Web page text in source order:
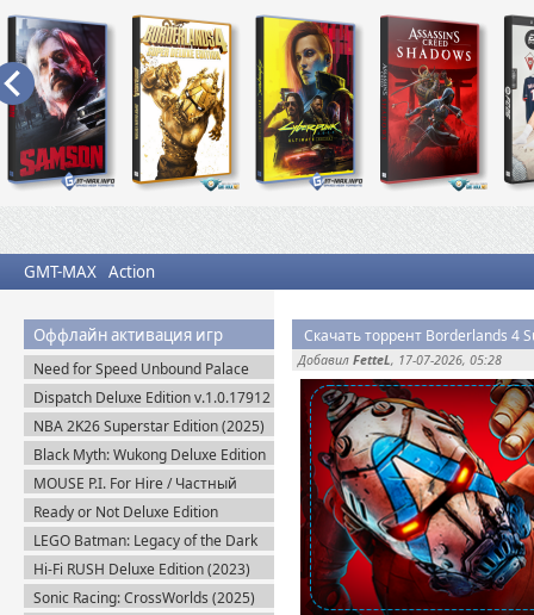
GMT-MAX Action
Оффлайн активация игр
Need for Speed Unbound Palace
Edition (2022) Origin-Rip
Dispatch Deluxe Edition v.1.0.17912
+ DLC (2025) Пиратка
NBA 2K26 Superstar Edition (2025)
Steam-Rip
Black Myth: Wukong Deluxe Edition
(2024) Portable
MOUSE P.I. For Hire / Частный
детектив МАУС v.1.2.2 (2026)
Пиратка
Ready or Not Deluxe Edition
v.117216 + Все DLC (2023)
Пиратка
LEGO Batman: Legacy of the Dark
Knight / ЛЕГО Бэтмен: Наследие
Тёмного Рыцаря (2026) Portable
Hi-Fi RUSH Deluxe Edition (2023)
Пиратка
Sonic Racing: CrossWorlds (2025)
Скачать торрент Borderlands 4
Добавил FetteL, 17-07-2026, 05:28